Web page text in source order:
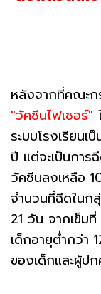
หลังจากที่คณะก
"วัคซีนไฟเซอร์"
ระบบโรงเรียนเ
ปี แต่จะเป็นการ
วัคซีนลงเหลือ
จำนวนที่ฉีดในก
21 วัน จากเข็ม
เด็กอายุต่ำกว่า
ของเด็กและผู้ป